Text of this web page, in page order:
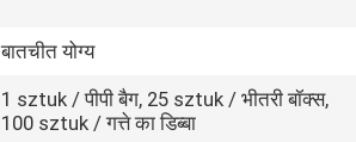
बातचीत योग्य
1 sztuk / पीपी बैग, 25 sztuk / भीतरी बॉक्स,
100 sztuk / गत्ते का डिब्बा